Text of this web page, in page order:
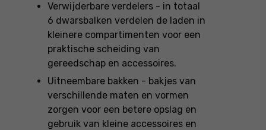
Verwijderbare verdelers - in totaal
6 dwarsbalken verdelen de laden in
kleinere compartimenten voor een
praktische scheiding van
gereedschap en accessoires.
Uitneembare bakken - bakjes van
verschillende maten en vormen
zorgen voor een betere opslag en
gebruik van kleine accessoires en